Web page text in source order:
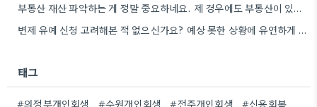
부동산 재산 파악하는 게 정말 중요하네요. 제 경우에도 부동산이 있다면 얼마나 더 유리할지 계산해봐야겠어요.
변제 유예 신청 고려해본 적 없으신가요? 예상 못한 상황에 유연하게 대처하는 방법이 될 수 있을…
태그
#의정부개인회생 #수원개인회생 #전주개인회생 #신용회복